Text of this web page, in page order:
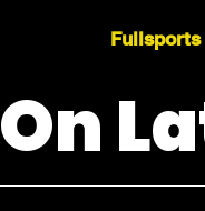
Fullsports
On